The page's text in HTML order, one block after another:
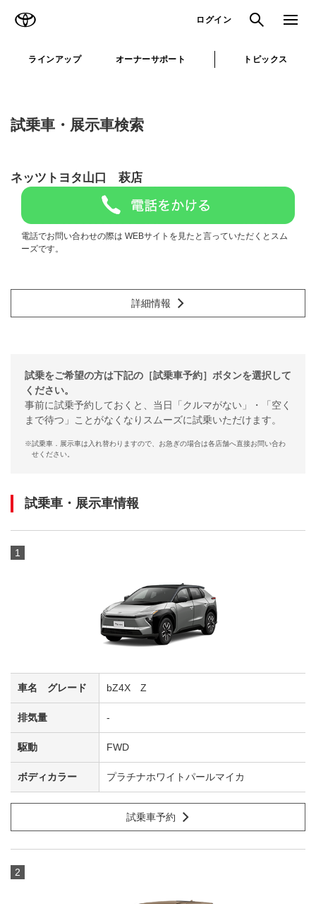
ログイン 検索 メニュ
ラインアップ オーナーサポート トピックス
試乗車・展示車検索
ネッツトヨタ山口 萩店
電話でお問い合わせの際は WEBサイトを見たと言っていただくとスム
ーズです。
詳細情報
試乗をご希望の方は下記の［試乗車予約］ボタンを選択して
ください。
事前に試乗予約しておくと、当日「クルマがない」・「空く
まで待つ」ことがなくなりスムーズに試乗いただけます。
※試乗車．展示車は入れ替わりますので、お急ぎの場合は各店舗へ直接お問い合わ
せください。
試乗車・展示車情報
1
bZ4X Z
-
FWD
プラチナホワイトパールマイカ
試乗車予約
2